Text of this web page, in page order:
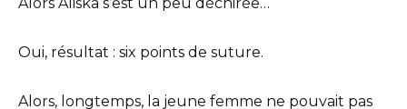
Oui, résultat : six points de suture.
Alors, longtemps, la jeune femme ne pouvait pas